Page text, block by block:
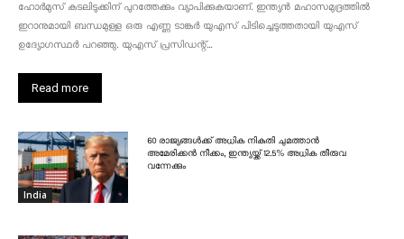
ഹോർമുസ് കടലിടുക്കിന് പുറത്തേക്കും വ്യാപിക്കുകയാണ്. ഇന്ത്യൻ മഹാസമുദ്രത്തിൽ
ഇറാനുമായി ബന്ധമുള്ള ഒരു എണ്ണ ടാങ്കർ യുഎസ് പിടിച്ചെടുത്തതായി യുഎസ്
ഉദ്യോഗസ്ഥർ പറഞ്ഞു. യുഎസ് പ്രസിഡന്റ്...
Read more
India
60 രാജ്യങ്ങൾക്ക് അധിക നികുതി ചുമത്താൻ
അമേരിക്കൻ നീക്കം, ഇന്ത്യയ്ക്ക് 12.5% അധിക തീരുവ
വന്നേക്കും